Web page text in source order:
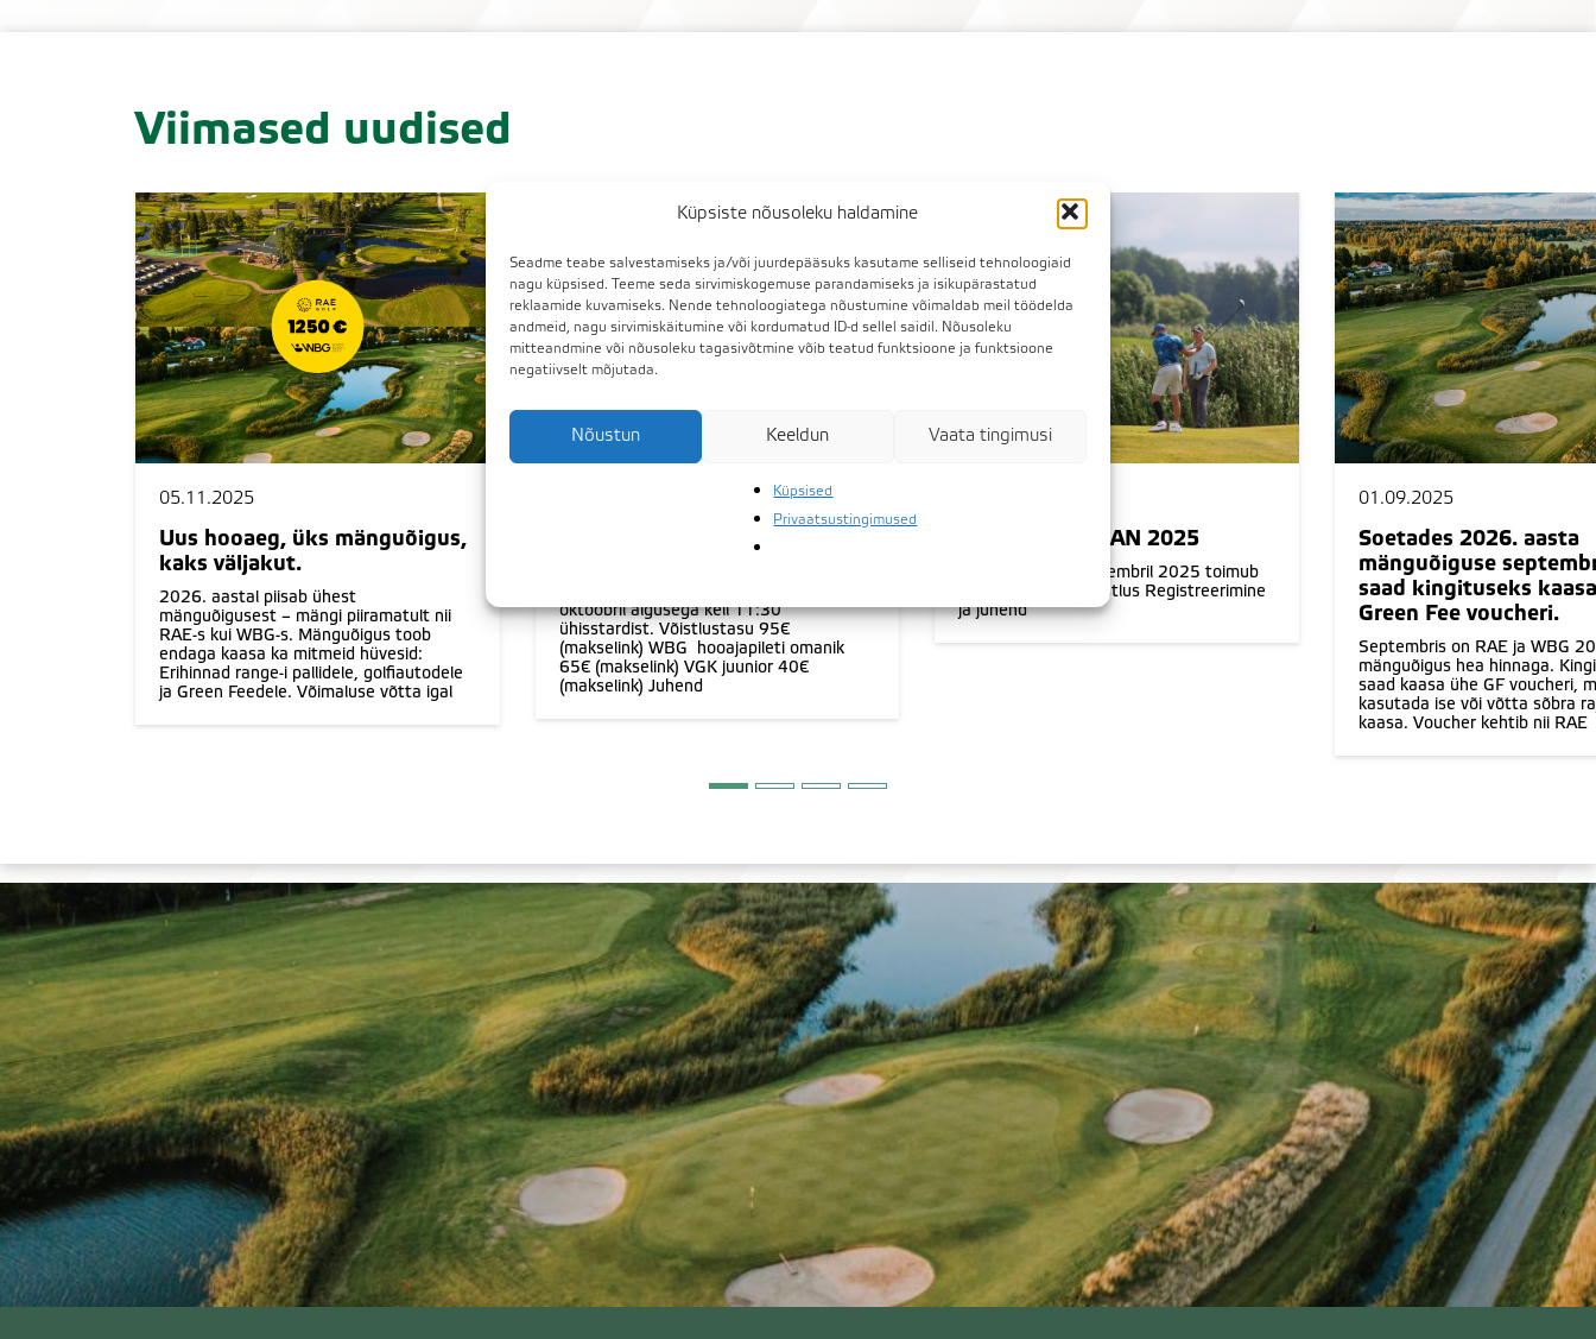
Küpsiste nõusoleku haldamine
Seadme teabe salvestamiseks ja/või juurdepääsuks kasutame selliseid tehnoloogiaid
nagu küpsised. Teeme seda sirvimiskogemuse parandamiseks ja isikupärastatud
reklaamide kuvamiseks. Nende tehnoloogiatega nõustumine võimaldab meil töödelda
andmeid, nagu sirvimiskäitumine või kordumatud ID-d sellel saidil. Nõusoleku
mitteandmine või nõusoleku tagasivõtmine võib teatud funktsioone ja funktsioone
negatiivselt mõjutada.
Nõustun Keeldun Vaata tingimusi
Küpsised
Privaatsustingimused
Viimased uudised
05.11.2025
Uus hooaeg, üks mänguõigus,
kaks väljakut.
2026. aastal piisab ühest
mänguõigusest – mängi piiramatult nii
RAE-s kui WBG-s. Mänguõigus toob
endaga kaasa ka mitmeid hüvesid:
Erihinnad range-i pallidele, golfiautodele
ja Green Feedele. Võimaluse võtta igal
Hooaja lõpuvõistlus 2025
oktoobril algusega kell 11:30
ühisstardist. Võistlustasu 95€
(makselink) WBG hooajapileti omanik
65€ (makselink) VGK juunior 40€
(makselink) ​Juhend
SÜGIS MULLIGAN 2025
Laupäeval 27. septembril 2025 toimub
sügise ägedaim võistlus Registreerimine
ja juhend
01.09.2025
Soetades 2026. aasta
mänguõiguse
saad kingituseks
Green Fee voucheri.
Septembris on RAE ja WBG
mänguõigus hea hinnaga.
saad kaasa ühe GF voucheri,
kasutada ise või võtta sõbra
kaasa. Voucher kehtib nii RAE